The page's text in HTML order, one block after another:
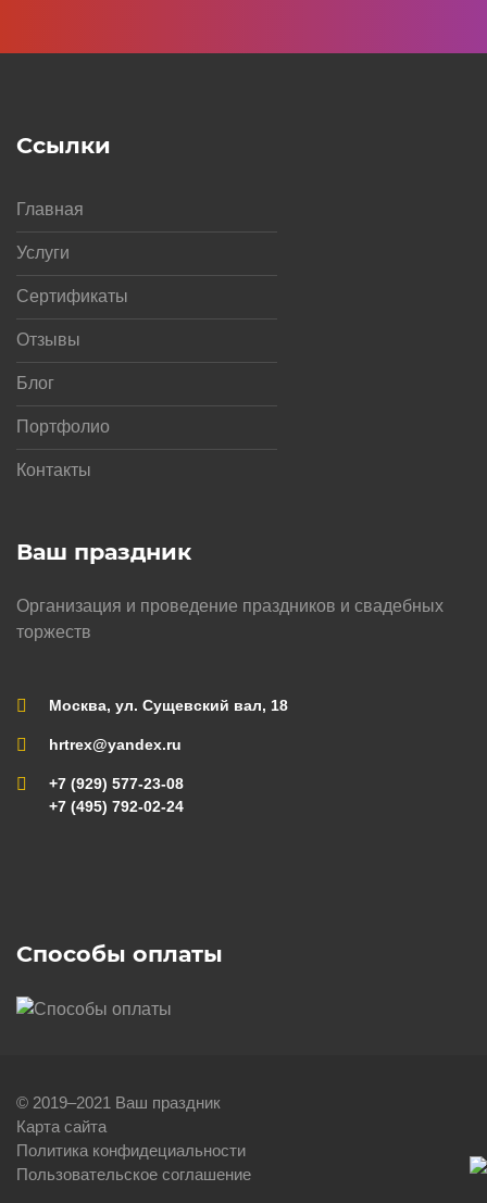
Ваш праздник
Организация и проведение праздников и свадебных
торжеств
Москва, ул. Сущевский вал, 18
hrtrex@yandex.ru
+7 (929) 577-23-08
+7 (495) 792-02-24
Ссылки
Главная
Услуги
Сертификаты
Отзывы
Блог
Портфолио
Контакты
Способы оплаты
© 2019–2021 Ваш праздник
Карта сайта
Политика конфидециальности
Пользовательское соглашение